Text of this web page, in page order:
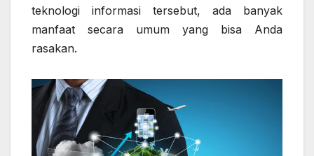
teknologi informasi tersebut, ada banyak
manfaat secara umum yang bisa Anda
rasakan.